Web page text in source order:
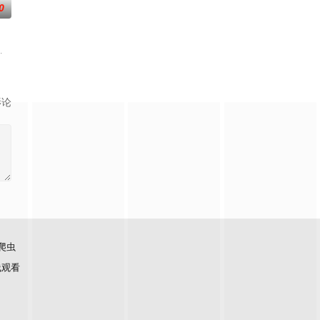
丛林，加入地下
拉·辛普洛
论
虫
看